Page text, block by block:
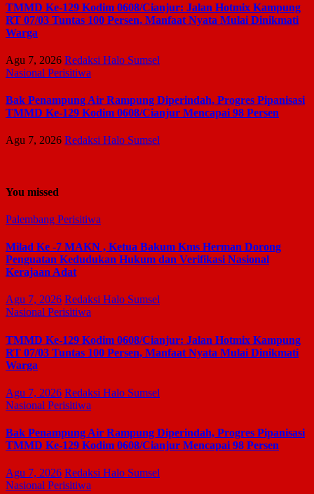
TMMD Ke-129 Kodim 0608/Cianjur: Jalan Hotmix Kampung
RT 07/03 Tuntas 100 Persen, Manfaat Nyata Mulai Dinikmati
Warga
Agu 7, 2026 Redaksi Halo Sumsel
Nasional Perisitiwa
Bak Penampung Air Rampung Diperindah, Progres Pipanisasi
TMMD Ke-129 Kodim 0608/Cianjur Mencapai 98 Persen
Agu 7, 2026 Redaksi Halo Sumsel
You missed
Palembang Perisitiwa
Milad Ke -7 MAKN , Ketua Bakum Kms Herman Dorong
Penguatan Kedudukan Hukum dan Verifikasi Nasional
Kerajaan Adat
Agu 7, 2026 Redaksi Halo Sumsel
Nasional Perisitiwa
TMMD Ke-129 Kodim 0608/Cianjur: Jalan Hotmix Kampung
RT 07/03 Tuntas 100 Persen, Manfaat Nyata Mulai Dinikmati
Warga
Agu 7, 2026 Redaksi Halo Sumsel
Nasional Perisitiwa
Bak Penampung Air Rampung Diperindah, Progres Pipanisasi
TMMD Ke-129 Kodim 0608/Cianjur Mencapai 98 Persen
Agu 7, 2026 Redaksi Halo Sumsel
Nasional Perisitiwa